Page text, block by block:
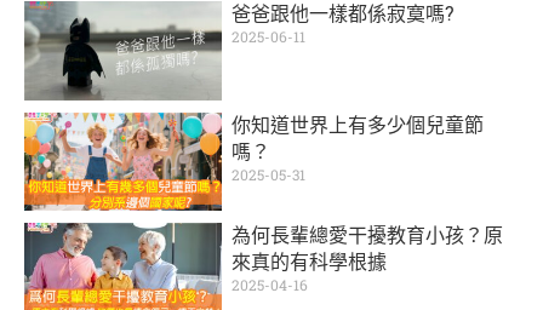
爸爸跟他一樣都係寂寞嗎?
2025-06-11
你知道世界上有多少個兒童節
嗎？
2025-05-31
為何長輩總愛干擾教育小孩？原
來真的有科學根據
2025-04-16